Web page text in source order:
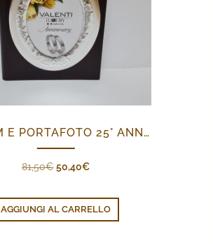
ALBUM E PORTAFOTO 25° ANNIVERSARIO
81,50€ Il
originale
era:
81,50€.
50,40€Il
attuale
è:
50,40€.
AGGIUNGI AL CARRELLO